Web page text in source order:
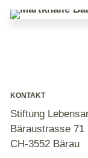
KONTAKT
Stiftung
Bäraustrasse 71
CH-3552 Bärau